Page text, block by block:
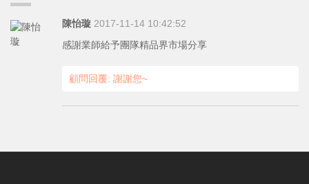
陳怡璇 2017-11-14 10:42:52
感謝業師給予團隊精品界市場分享
顧問回覆: 謝謝您~